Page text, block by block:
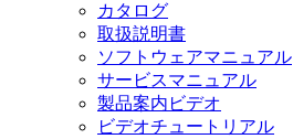
カタログ
取扱説明書
ソフトウェアマニュアル
サービスマニュアル
製品案内ビデオ
ビデオチュートリアル